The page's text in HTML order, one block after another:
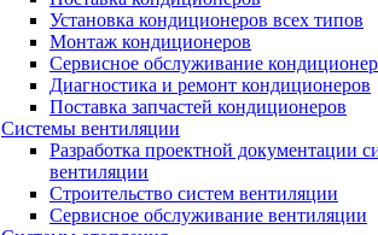
Установка кондиционеров всех типов
Монтаж кондиционеров
Сервисное обслуживание
Диагностика и ремонт кондиционеров
Поставка запчастей кондиционеров
Системы вентиляции
Разработка проектной документации
вентиляции
Строительство систем вентиляции
Сервисное обслуживание вентиляции